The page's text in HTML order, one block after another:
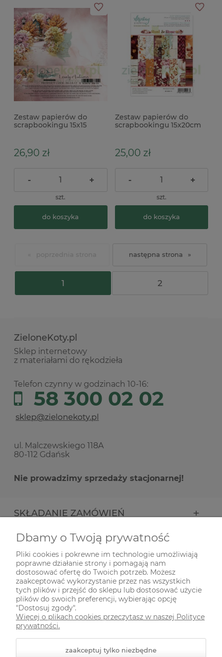
Zestaw papierów do
scrapbookingu 15x15
26,90 zł
- +
szt.
do koszyka
Zestaw papierów do
scrapbookingu 15x20cm
25,00 zł
- +
szt.
do koszyka
1 2
»
ZieloneKoty.pl
Sklep internetowy
z materiałami do rękodzieła
Telefon czynny w godzinach 10-16:
58 300 02 02
ul. Malczewskiego 118A
80-112 Gdańsk
Nie prowadzimy sprzedaży stacjonarnej!
SKŁADANIE ZAMÓWIEŃ
INFORMACJE
ODWIEDŹ NAS NA
Dbamy o Twoją prywatność
Pliki cookies i pokrewne im technologie umożliwiają
poprawne działanie strony i pomagają nam
dostosować ofertę do Twoich potrzeb. Możesz
zaakceptować wykorzystanie przez nas wszystkich
tych plików i przejść do sklepu lub dostosować użycie
plików do swoich preferencji, wybierając opcję
"Dostosuj zgody".
Więcej o plikach cookies przeczytasz w naszej Polityce
prywatności.
zaakceptuj tylko niezbędne